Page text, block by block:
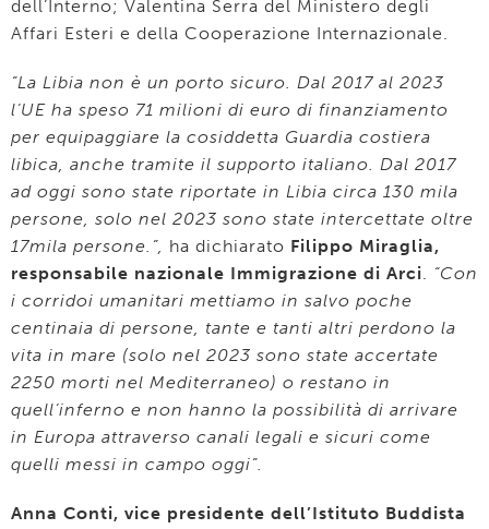
dell’Interno; Valentina Serra del Ministero degli
Affari Esteri e della Cooperazione Internazionale.
“La Libia non è un porto sicuro. Dal 2017 al 2023
l’UE ha speso 71 milioni di euro di finanziamento
per equipaggiare la cosiddetta Guardia costiera
libica, anche tramite il supporto italiano. Dal 2017
ad oggi sono state riportate in Libia circa 130 mila
persone, solo nel 2023 sono state intercettate oltre
17mila persone.”, ha dichiarato Filippo Miraglia,
responsabile nazionale Immigrazione di Arci. “Con
i corridoi umanitari mettiamo in salvo poche
centinaia di persone, tante e tanti altri perdono la
vita in mare (solo nel 2023 sono state accertate
2250 morti nel Mediterraneo) o restano in
quell’inferno e non hanno la possibilità di arrivare
in Europa attraverso canali legali e sicuri come
quelli messi in campo oggi”.
Anna Conti, vice presidente dell’Istituto Buddista